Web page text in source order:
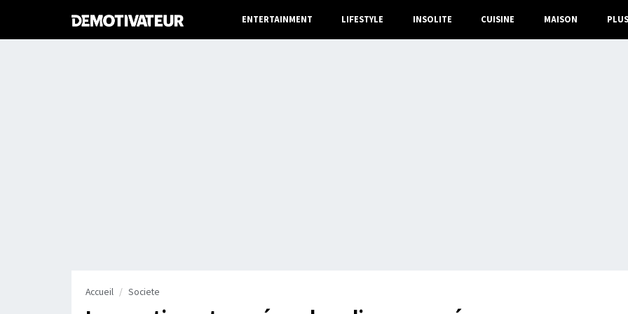
ENTERTAINMENT LIFESTYLE INSOLITE CUISINE MAISON PLUS
Accueil Societe